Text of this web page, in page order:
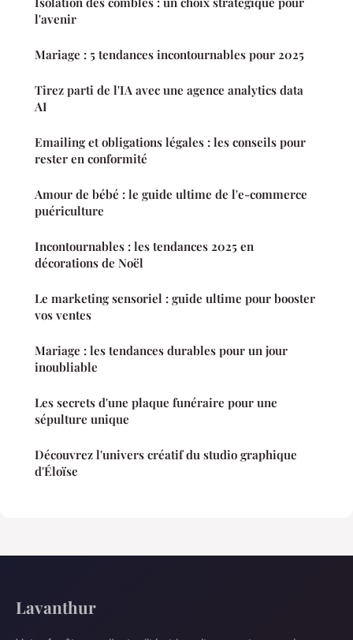
l'avenir
Mariage : 5 tendances incontournables pour 2025
Tirez parti de l'IA avec une agence analytics data
AI
Emailing et obligations légales : les conseils pour
rester en conformité
Amour de bébé : le guide ultime de l'e-commerce
puériculture
Incontournables : les tendances 2025 en
décorations de Noël
Le marketing sensoriel : guide ultime pour booster
vos ventes
Mariage : les tendances durables pour un jour
inoubliable
Les secrets d'une plaque funéraire pour une
sépulture unique
Découvrez l'univers créatif du studio graphique
d'Éloïse
Lavanthur